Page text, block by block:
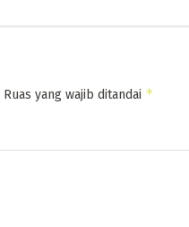
Ruas yang wajib ditandai *